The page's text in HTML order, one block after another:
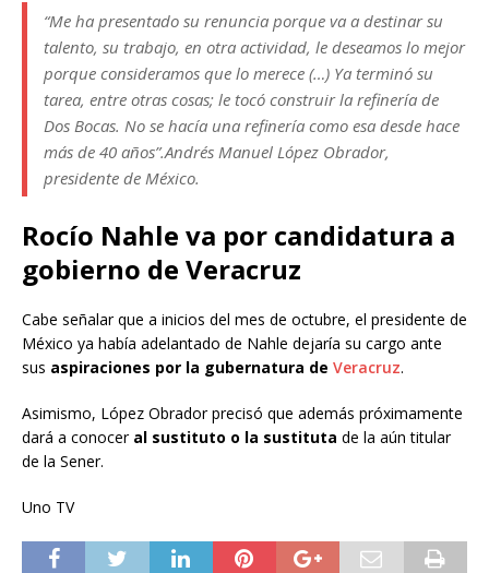
“Me ha presentado su renuncia porque va a destinar su
talento, su trabajo, en otra actividad, le deseamos lo mejor
porque consideramos que lo merece (…) Ya terminó su
tarea, entre otras cosas; le tocó construir la refinería de
Dos Bocas. No se hacía una refinería como esa desde hace
más de 40 años”.Andrés Manuel López Obrador,
presidente de México.
Rocío Nahle va por candidatura a
gobierno de Veracruz
Cabe señalar que a inicios del mes de octubre, el presidente de
México ya había adelantado de Nahle dejaría su cargo ante
sus aspiraciones por la gubernatura de Veracruz.
Asimismo, López Obrador precisó que además próximamente
dará a conocer al sustituto o la sustituta de la aún titular
de la Sener.
Uno TV